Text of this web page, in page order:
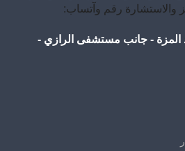
رقم وآتساب:
المزة - جانب مستشفى الرازي -